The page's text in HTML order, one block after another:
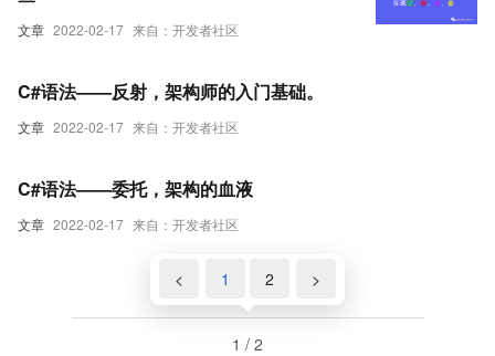
文章 2022-02-17 来自：开发者社区
文章 2022-02-17 来自：开发者社区
C#语法——反射，架构师的入门基础。
文章 2022-02-17 来自：开发者社区
C#语法——委托，架构的血液
< 1 2 >
1 / 2